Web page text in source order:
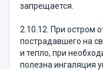
запрещается.
2.10.12. При остром
пострадавшего на
и тепло, при
полезна ингаляция